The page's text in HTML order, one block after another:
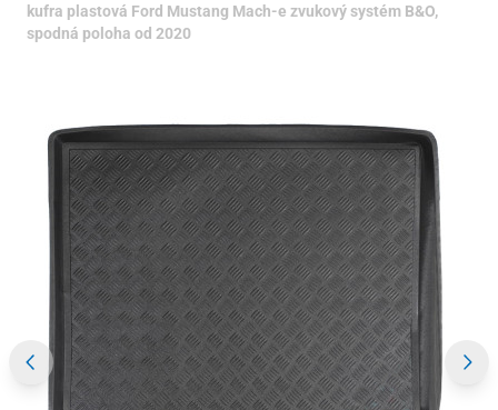
kufra plastová Ford Mustang Mach-e zvukový systém B&O,
spodná poloha od 2020